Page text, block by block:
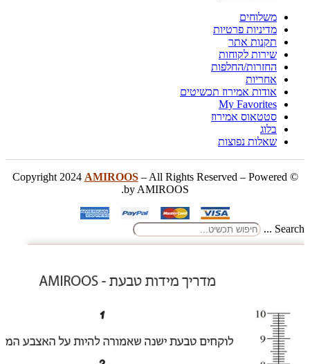
משלוחים
מדיניות פרטיות
תקנות אתר
שירות לקוחות
החזרות/החלפות
אחריות
אודות אמירוז תכשיטים
My Favorites
סטטאוס אמירוז
בלוג
שאלות נפוצות
© Copyright 2024
AMIROOS– All Rights Reserved – Powered
by AMIROOS.
Search ...